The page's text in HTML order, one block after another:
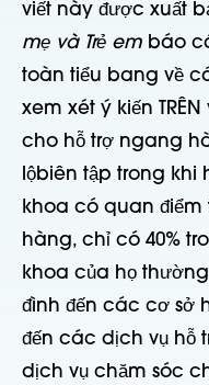
viết này được xuất
mẹ và Trẻ em báo
toàn tiểu bang về
xem xét ý kiến
TRÊN
cho hỗ trợ ngang
lộbiên tập trong khi
khoa có quan
hàng, chỉ có 40%
khoa của họ
đình đến các cơ sở
đến các dịch vụ hỗ
dịch vụ chăm sóc